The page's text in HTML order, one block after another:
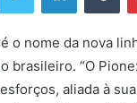
o nome da nova
brasileiro. “O
aliada à